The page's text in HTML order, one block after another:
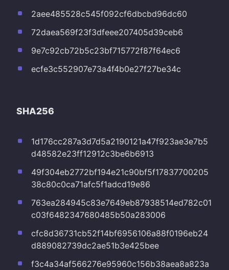
2aee485528c545f092cf6dbcbd96dc60
72daea569f23f3dfeee207405d39ceb6
9e7c92cb72b5c23bf715772f87f64ec6
ecfe3c552907e73a4f4b0e27f27be34c
SHA256
1d176cc287a3d7d5a2190121a47f923ae3e7b5
d48582e23ff12912c3be6b6913
49f304eb2772bf194e21c90bf5f17837700205
38c80c0ca71afc5f1adcd19e86
763ea284945c83e7649eb87938514ed782c01
c03f6482347680485b50a283006
cfc8d36731cb52f14bf6956106a88f0196eb24
d889082739dc2ae51b3e425bee
f3c4a34af566276e95960c156b38aea8a823a